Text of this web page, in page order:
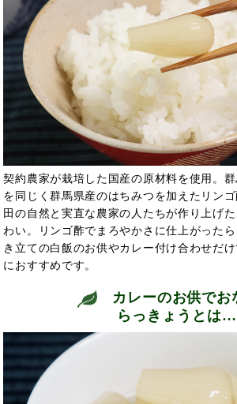
契約農家が栽培した国産の原材料を使用。
を同じく群馬県産のはちみつを加えたリン
田の自然と実直な農家の人たちが作り上げ
わい。リンゴ酢でまろやかさに仕上がった
き立ての白飯のお供やカレー付け合わせだ
におすすめです。
カレーのお供でお
らっきょうとは…